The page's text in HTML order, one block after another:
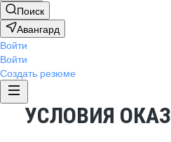
Поиск
Авангард
Войти
Войти
Создать резюме
УСЛОВИЯ